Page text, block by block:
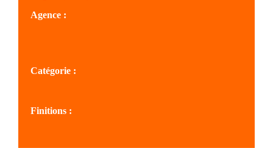
Agence :
Catégorie :
Finitions :